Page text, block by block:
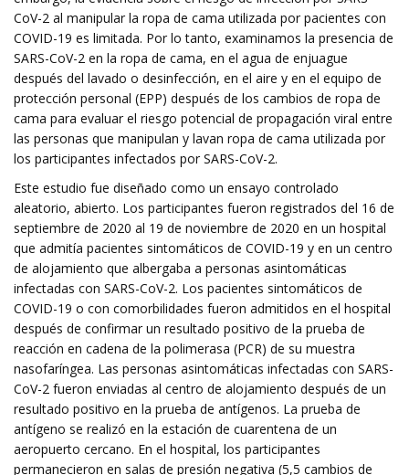
CoV-2 al manipular la ropa de cama utilizada por pacientes con
COVID-19 es limitada. Por lo tanto, examinamos la presencia de
SARS-CoV-2 en la ropa de cama, en el agua de enjuague
después del lavado o desinfección, en el aire y en el equipo de
protección personal (EPP) después de los cambios de ropa de
cama para evaluar el riesgo potencial de propagación viral entre
las personas que manipulan y lavan ropa de cama utilizada por
los participantes infectados por SARS-CoV-2.
Este estudio fue diseñado como un ensayo controlado
aleatorio, abierto. Los participantes fueron registrados del 16 de
septiembre de 2020 al 19 de noviembre de 2020 en un hospital
que admitía pacientes sintomáticos de COVID-19 y en un centro
de alojamiento que albergaba a personas asintomáticas
infectadas con SARS-CoV-2. Los pacientes sintomáticos de
COVID-19 o con comorbilidades fueron admitidos en el hospital
después de confirmar un resultado positivo de la prueba de
reacción en cadena de la polimerasa (PCR) de su muestra
nasofaríngea. Las personas asintomáticas infectadas con SARS-
CoV-2 fueron enviadas al centro de alojamiento después de un
resultado positivo en la prueba de antígenos. La prueba de
antígeno se realizó en la estación de cuarentena de un
aeropuerto cercano. En el hospital, los participantes
permanecieron en salas de presión negativa (5,5 cambios de